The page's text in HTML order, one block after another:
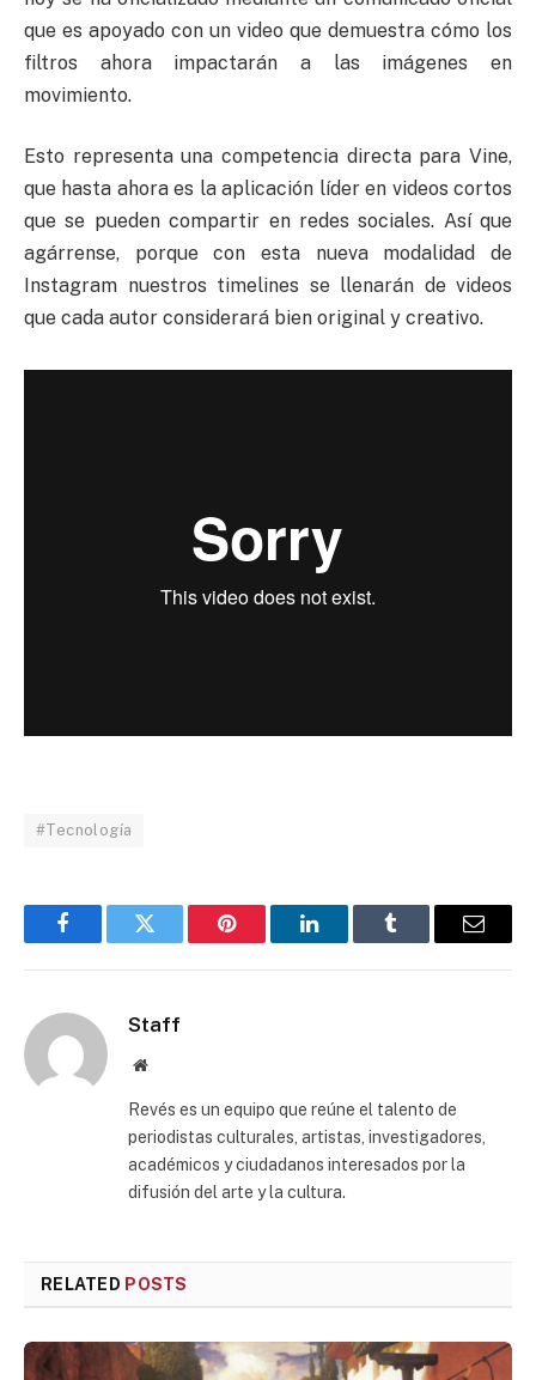
que es apoyado con un video que demuestra cómo los
filtros ahora impactarán a las imágenes en
movimiento.
Esto representa una competencia directa para Vine,
que hasta ahora es la aplicación líder en videos cortos
que se pueden compartir en redes sociales. Así que
agárrense, porque con esta nueva modalidad de
Instagram nuestros timelines se llenarán de videos
que cada autor considerará bien original y creativo.
#Tecnología
FacebookTwitter Pinterest LinkedInTumblr Email
Staff
Website
Revés es un equipo que reúne el talento de
periodistas culturales, artistas, investigadores,
académicos y ciudadanos interesados por la
difusión del arte y la cultura.
RELATED POSTS